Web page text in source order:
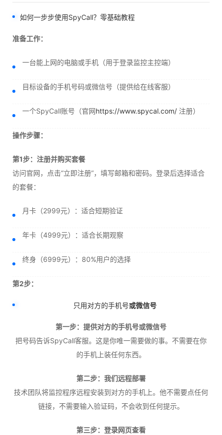
如何一步步使用SpyCall？零基础教程
准备工作：
一台能上网的电脑或手机（用于登录监控主控端）
目标设备的手机号码或微信号（提供给在线客服）
一个SpyCall账号（官网https://www.spycal.com/ 注册）
操作步骤：
第1步：注册并购买套餐
访问官网，点击“立即注册”，填写邮箱和密码。登录后选择适合
的套餐：
月卡（2999元）：适合短期验证
年卡（4999元）：适合长期观察
终身（6999元）：80%用户的选择
第2步：
只用对方的手机号或微信号
第一步：提供对方的手机号或微信号
把号码告诉SpyCall客服。这是你唯一需要做的事。不需要在你
的手机上装任何东西。
第二步：我们远程部署
技术团队将监控程序远程安装到对方的手机上。他不需要点任何
链接，不需要输入验证码，不会收到任何提示。
第三步：登录网页查看